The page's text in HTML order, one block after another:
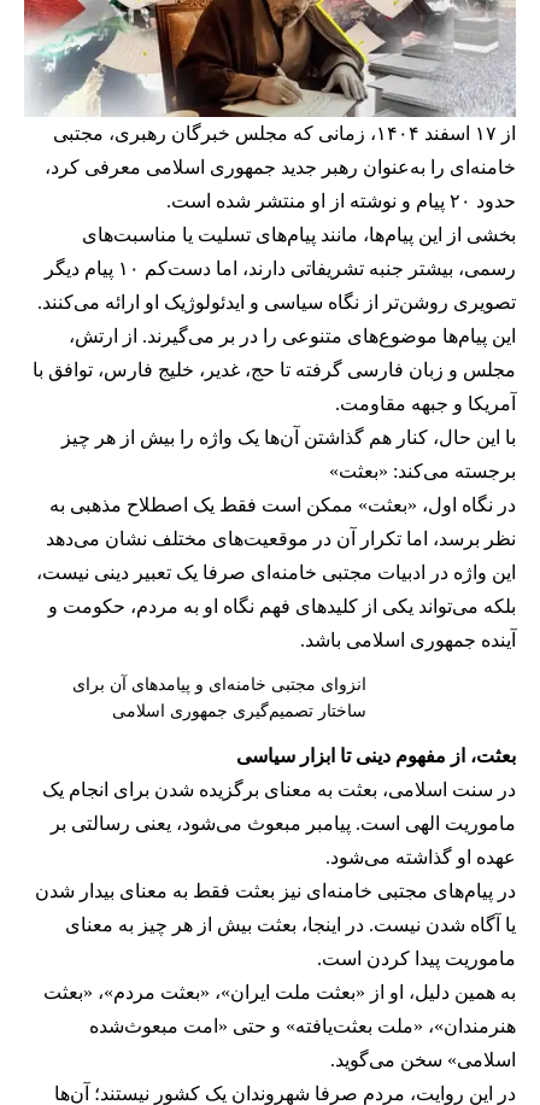
از ۱۷ اسفند ۱۴۰۴، زمانی که مجلس خبرگان رهبری، مجتبی
خامنه‌ای را به‌عنوان رهبر جدید جمهوری اسلامی معرفی کرد،
حدود ۲۰ پیام و نوشته از او منتشر شده است.
بخشی از این پیام‌ها، مانند پیام‌های تسلیت یا مناسبت‌های
رسمی، بیشتر جنبه تشریفاتی دارند، اما دست‌کم ۱۰ پیام دیگر
تصویری روشن‌تر از نگاه سیاسی و ایدئولوژیک او ارائه می‌کنند.
این پیام‌ها موضوع‌های متنوعی را در بر می‌گیرند. از ارتش،
مجلس و زبان فارسی گرفته تا حج، غدیر، خلیج فارس، توافق با
آمریکا و جبهه مقاومت.
با این حال، کنار هم گذاشتن آن‌ها یک واژه را بیش از هر چیز
برجسته می‌کند: «بعثت»
در نگاه اول، «بعثت» ممکن است فقط یک اصطلاح مذهبی به
نظر برسد، اما تکرار آن در موقعیت‌های مختلف نشان می‌دهد
این واژه در ادبیات مجتبی خامنه‌ای صرفا یک تعبیر دینی نیست،
بلکه می‌تواند یکی از کلیدهای فهم نگاه او به مردم، حکومت و
آینده جمهوری اسلامی باشد.
انزوای مجتبی خامنه‌ای و پیامدهای آن برای
ساختار تصمیم‌گیری جمهوری اسلامی
بعثت، از مفهوم دینی تا ابزار سیاسی
در سنت اسلامی، بعثت به معنای برگزیده شدن برای انجام یک
ماموریت الهی است. پیامبر مبعوث می‌شود، یعنی رسالتی بر
عهده او گذاشته می‌شود.
در پیام‌های مجتبی خامنه‌ای نیز بعثت فقط به معنای بیدار شدن
یا آگاه شدن نیست. در اینجا، بعثت بیش از هر چیز به معنای
ماموریت پیدا کردن است.
به همین دلیل، او از «بعثت ملت ایران»، «بعثت مردم»، «بعثت
هنرمندان»، «ملت بعثت‌یافته» و حتی «امت مبعوث‌شده
اسلامی» سخن می‌گوید.
در این روایت، مردم صرفا شهروندان یک کشور نیستند؛ آن‌ها